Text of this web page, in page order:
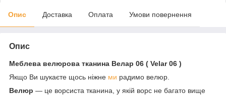
Опис Доставка Оплата Умови повернення
Опис
Меблева велюрова тканина Велар 06 ( Velar 06 )
Якщо Ви шукаєте щось ніжне ми радимо велюр.
Велюр ― це ворсиста тканина, у якій ворс не багато вище